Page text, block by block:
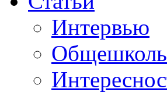
Интервью